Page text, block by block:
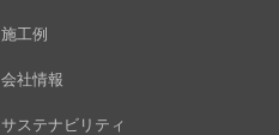
施工例
会社情報
サステナビリティ